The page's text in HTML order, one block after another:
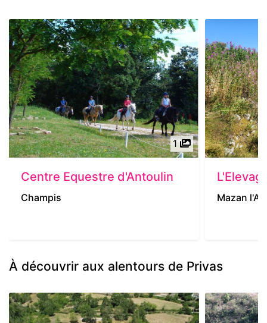
1
Centre Equestre d'Antoulin
Champis Mazan
À découvrir aux alentours de Privas